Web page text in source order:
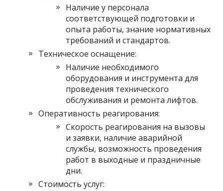
Наличие у персонала
соответствующей подготовки и
опыта работы, знание нормативных
требований и стандартов.
Техническое оснащение:
Наличие необходимого
оборудования и инструмента для
проведения технического
обслуживания и ремонта лифтов.
Оперативность реагирования:
Скорость реагирования на вызовы
и заявки, наличие аварийной
службы, возможность проведения
работ в выходные и праздничные
дни.
Стоимость услуг: